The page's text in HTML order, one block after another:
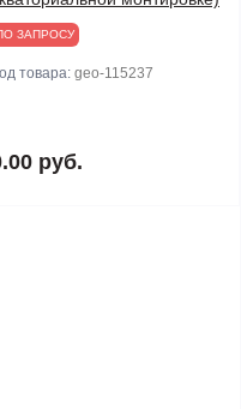
ЗАПРОСУ
товара: geo-115237
руб.